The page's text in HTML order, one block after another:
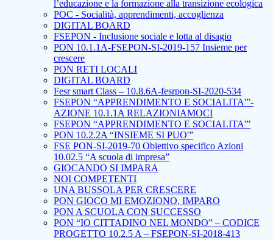
l’educazione e la formazione alla transizione ecologica
POC - Socialità, apprendimenti, accoglienza
DIGITAL BOARD
FSEPON - Inclusione sociale e lotta al disagio
PON 10.1.1A-FSEPON-SI-2019-157 Insieme per
crescere
PON RETI LOCALI
DIGITAL BOARD
Fesr smart Class – 10.8.6A-fesrpon-SI-2020-534
FSEPON “APPRENDIMENTO E SOCIALITA'”-
AZIONE 10.1.1A RELAZIONIAMOCI
FSEPON “APPRENDIMENTO E SOCIALITA'”
PON 10.2.2A “INSIEME SI PUO'”
FSE PON-SI-2019-70 Obiettivo specifico Azioni
10.02.5 “A scuola di impresa”
GIOCANDO SI IMPARA
NOI COMPETENTI
UNA BUSSOLA PER CRESCERE
PON GIOCO MI EMOZIONO, IMPARO
PON A SCUOLA CON SUCCESSO
PON “IO CITTADINO NEL MONDO” – CODICE
PROGETTO 10.2.5 A – FSEPON-SI-2018-413